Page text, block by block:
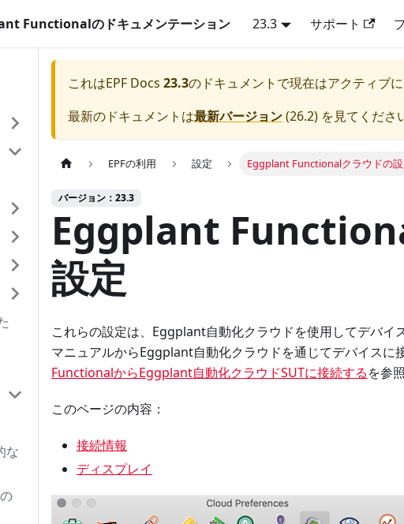
Functionalのドキュメンテーション 23.3 サポート
な
これはEPF Docs 23.3のドキュメントで現在はアクティブ
最新のドキュメントは最新バージョン(26.2) を見てくださ
EPFの利用 設定 Eggplant Functionalクラウドの
バージョン：23.3
Eggplant
設定
これらの設定は、Eggplant自動化クラウドを使用してデバ
マニュアルからEggplant自動化クラウドを通じてデバイスに
FunctionalからEggplant自動化クラウドSUTに接続するを参
このページの内容：
接続情報
ディスプレイ